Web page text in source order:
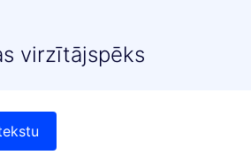
virzītājspēks